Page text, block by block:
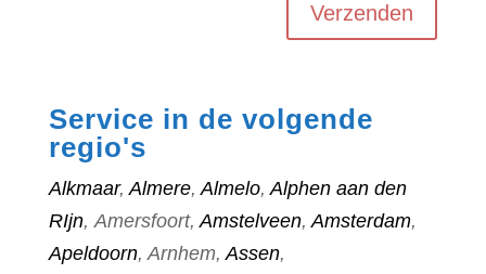
Verzenden
Service in de volgende
regio's
Alkmaar,Almere,Almelo,Alphen aan den
RIjn, Amersfoort,Amstelveen,Amsterdam,
Apeldoorn, Arnhem,Assen,